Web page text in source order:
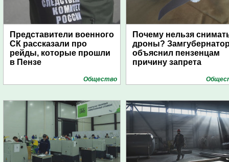
Представители военного
СК рассказали про
рейды, которые прошли
в Пензе
Общество
Почему нельзя
дроны?
объяснил пензенцам
причину запрета